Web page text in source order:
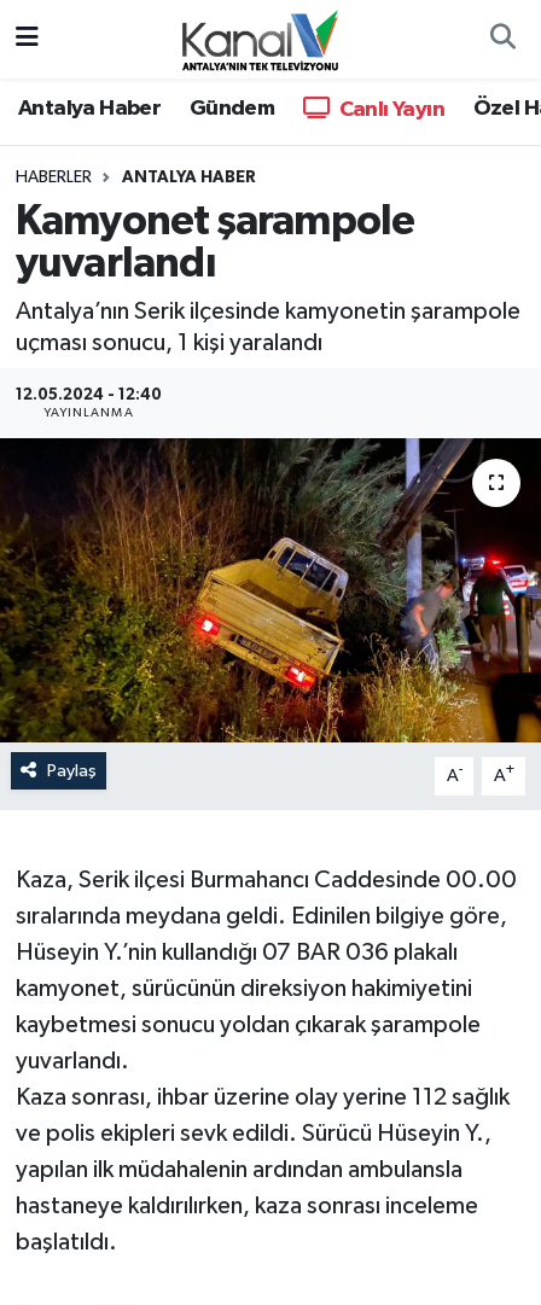
Antalya Haber Gündem Canlı Yayın Özel
HABERLER ANTALYA HABER
Kamyonet şarampole
yuvarlandı
Antalya’nın Serik ilçesinde kamyonetin şarampole
uçması sonucu, 1 kişi yaralandı
12.05.2024 - 12:40
YAYINLANMA
Paylaş A- A+
Kaza, Serik ilçesi Burmahancı Caddesinde 00.00
sıralarında meydana geldi. Edinilen bilgiye göre,
Hüseyin Y.’nin kullandığı 07 BAR 036 plakalı
kamyonet, sürücünün direksiyon hakimiyetini
kaybetmesi sonucu yoldan çıkarak şarampole
yuvarlandı.
Kaza sonrası, ihbar üzerine olay yerine 112 sağlık
ve polis ekipleri sevk edildi. Sürücü Hüseyin Y.,
yapılan ilk müdahalenin ardından ambulansla
hastaneye kaldırılırken, kaza sonrası inceleme
başlatıldı.
Antalya Haber
Dünya
Eğitim
Ekonomi
Gündem
Günün Manşetleri
Haber Kuşakları
Haberler
KANALV Spor
Kültür Sanat
Magazin
Sağlık
Siyaset
Sosyal medya
Teknoloji
Televizyon
Hava Durumu
Trafik Durumu
Süper Lig Puan Durumu ve Fikstür
Tüm Manşetler
Son Dakika Haberleri
Haber Arşivi